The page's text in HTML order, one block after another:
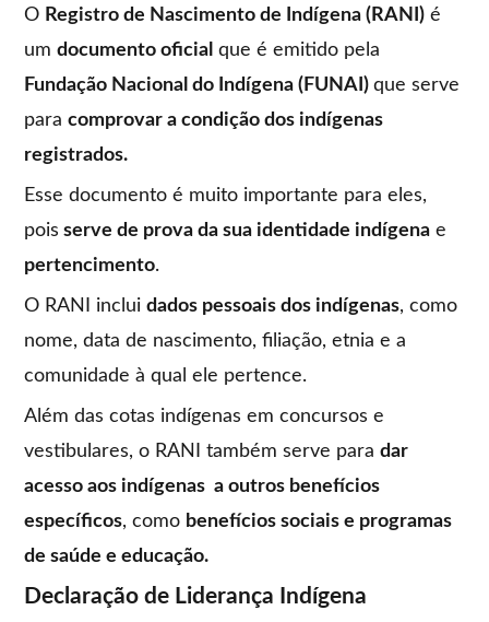
O Registro de Nascimento de Indígena (RANI) é
umdocumento oficial que é emitido pela
Fundação Nacional do Indígena (FUNAI)que serve
paracomprovar a condição dos indígenas
registrados.
Esse documento é muito importante para eles,
pois serve de prova da sua identidade indígena e
pertencimento.
O RANI incluidados pessoais dos indígenas, como
nome, data de nascimento, filiação, etnia e a
comunidade à qual ele pertence.
Além das cotas indígenas em concursos e
vestibulares, o RANI também serve paradar
acesso aos indígenas a outros benefícios
específicos, como benefícios sociais e programas
de saúde e educação.
Declaração de Liderança Indígena